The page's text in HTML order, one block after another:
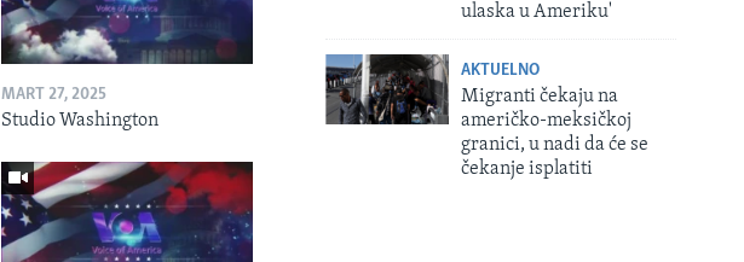
ulaska u Ameriku'
AKTUELNO
Migranti čekaju na
američko-meksičkoj
granici, u nadi da će se
čekanje isplatiti
MART 27, 2025
Studio Washington